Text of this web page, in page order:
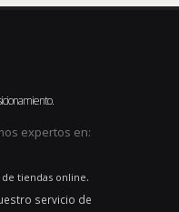
expertos en:
tiendas online.
servicio de